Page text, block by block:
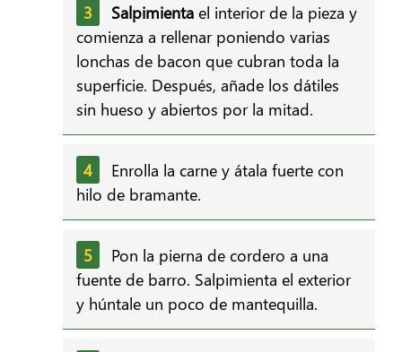
Salpimienta el interior de la pieza y
comienza a rellenar poniendo varias
lonchas de bacon que cubran toda la
superficie. Después, añade los dátiles
sin hueso y abiertos por la mitad.
Enrolla la carne y átala fuerte con
hilo de bramante.
Pon la pierna de cordero a una
fuente de barro. Salpimienta el exterior
y húntale un poco de mantequilla.